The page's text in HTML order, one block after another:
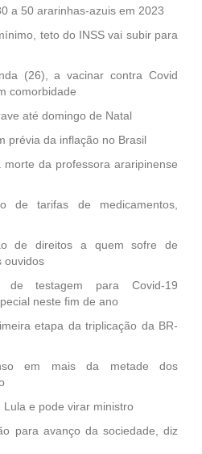
a 50 ararinhas-azuis em 2023
teto do INSS vai subir para
(26), a vacinar contra Covid
comorbidade
até domingo de Natal
prévia da inflação no Brasil
da professora araripinense
de tarifas de medicamentos,
de direitos a quem sofre de
ouvidos
de testagem para Covid-19
neste fim de ano
etapa da triplicação da BR-
em mais da metade dos
e pode virar ministro
para avanço da sociedade, diz